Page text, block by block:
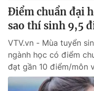
Điểm chuẩn đại
sao thí sinh 9,5
VTV.vn - Mùa tuyển
ngành học có điểm
đạt gần 10 điểm/môn